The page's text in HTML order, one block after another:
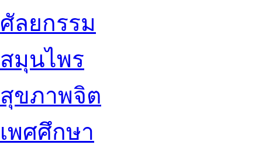
ศัลยกรรม
สมุนไพร
สุขภาพจิต
เพศศึกษา